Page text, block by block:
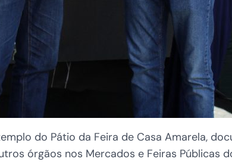
do Pátio da Feira de Casa Amarela,
órgãos nos Mercados e Feiras Públicas